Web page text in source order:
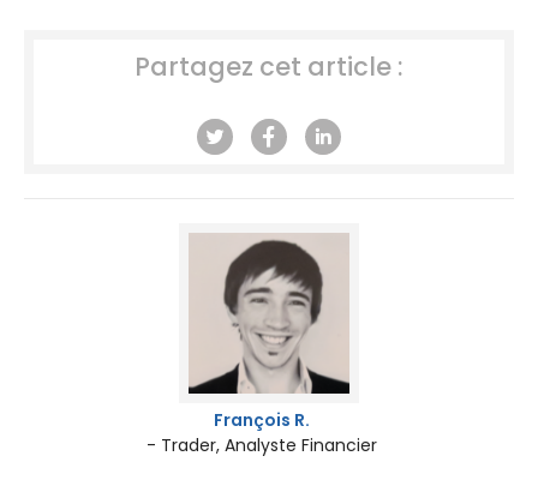
Partagez cet article :
François R.
- Trader, Analyste Financier